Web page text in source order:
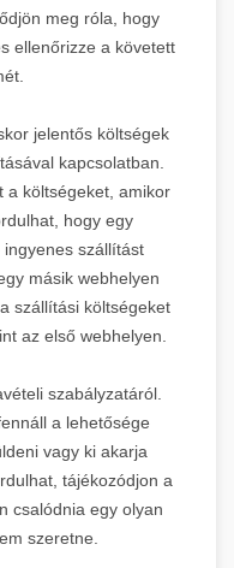
meg róla, hogy
ellenőrizze a követett
jelentős költségek
kapcsolatban.
a költségeket, amikor
hogy egy
szállítást
másik webhelyen
szállítási költségeket
az első webhelyen.
szabályzatáról.
a lehetősége
vagy ki akarja
tájékozódjon a
csalódnia egy olyan
szeretne.